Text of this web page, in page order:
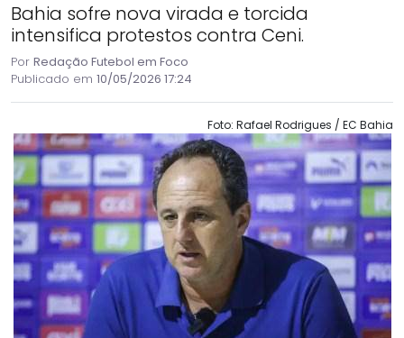
Bahia sofre nova virada e torcida
intensifica protestos contra Ceni.
Por Redação Futebol em Foco
Publicado em 10/05/2026 17:24
Foto: Rafael Rodrigues / EC Bahia